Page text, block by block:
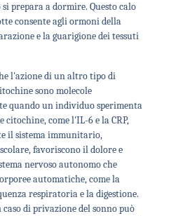
prepara a dormire. Questo calo
consente agli ormoni della
e la guarigione dei tessuti
l'azione di un altro tipo di
sono molecole
quando un individuo sperimenta
citochine, come l'IL-6 e la CRP,
il sistema immunitario,
favoriscono il dolore e
nervoso autonomo che
automatiche, come la
respiratoria e la digestione.
di privazione del sonno può